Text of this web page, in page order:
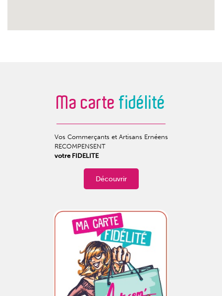
Ma carte fidélité
Vos Commerçants et Artisans Ernéens
RECOMPENSENT
votre FIDELITE
Découvrir